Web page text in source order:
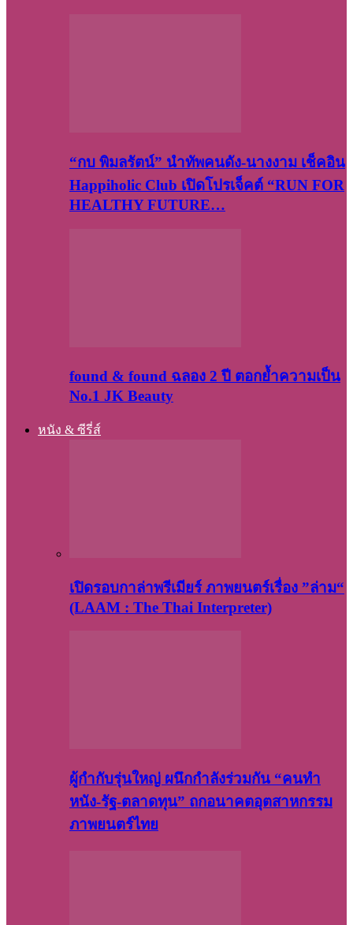
“กบ พิมลรัตน์” นำทัพคนดัง-นางงาม เช็คอิน
Happiholic Club เปิดโปรเจ็คต์ “RUN FOR
HEALTHY FUTURE…
found & found ฉลอง 2 ปี ตอกย้ำความเป็น
No.1 JK Beauty
หนัง & ซีรี่ส์
เปิดรอบกาล่าพรีเมียร์ ภาพยนตร์เรื่อง ”ล่าม“
(LAAM : The Thai Interpreter)
ผู้กำกับรุ่นใหญ่ ผนึกกำลังร่วมกัน “คนทำ
หนัง-รัฐ-ตลาดทุน” ถกอนาคตอุตสาหกรรม
ภาพยนตร์ไทย